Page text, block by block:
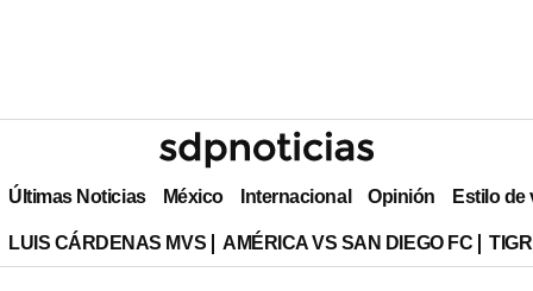
Últimas Noticias México Internacional Opinión Estilo de
LUIS CÁRDENAS MVS AMÉRICA VS SAN DIEGO FC